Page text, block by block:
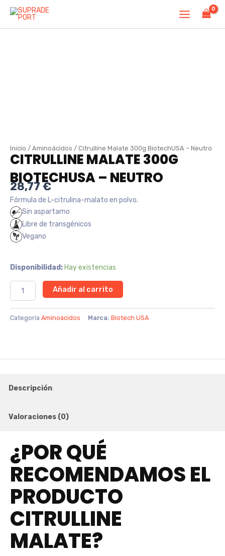
contenido
Inicio / Aminoácidos / Citrulline Malate 300g BiotechUSA – Neutro
CITRULLINE MALATE 300G
BIOTECHUSA – NEUTRO
28,77€
Fórmula de L-citrulina-malato en polvo.
Sin aspartamo
Libre de transgénicos
Vegano
Disponibilidad: Hay existencias
Citrulline
300g
BiotechUSA
Añadir al carrito
Categoría Aminoácidos Marca: Biotech USA
Descripción
Valoraciones (0)
¿POR QUÉ
RECOMENDAMOS EL
PRODUCTO
CITRULLINE
MALATE?